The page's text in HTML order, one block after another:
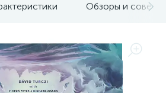
Обзоры и советы